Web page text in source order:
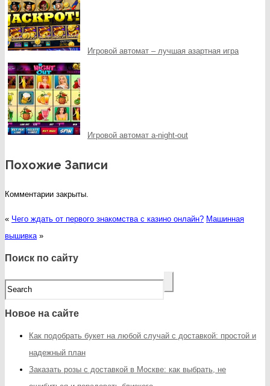
Игровой автомат – лучшая азартная игра
Игровой автомат a-night-out
Похожие Записи
Комментарии закрыты.
« Чего ждать от первого знакомства с казино онлайн? Машинная
вышивка »
Поиск по сайту
Новое на сайте
Как подобрать букет на любой случай с доставкой: простой и
надежный план
Заказать розы с доставкой в Москве: как выбрать, не